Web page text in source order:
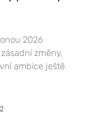
2026
změny,
ambice ještě